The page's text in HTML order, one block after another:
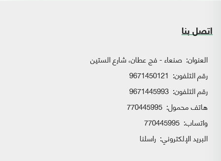
اتصل بنا
العنوان: صنعاء - فج عطان، شارع الستين
رقم التلفون: 9671450121
رقم التلفون: 9671445993
هاتف محمول: 770445995
واتساب:
البريد الإلكتروني: راسلنا